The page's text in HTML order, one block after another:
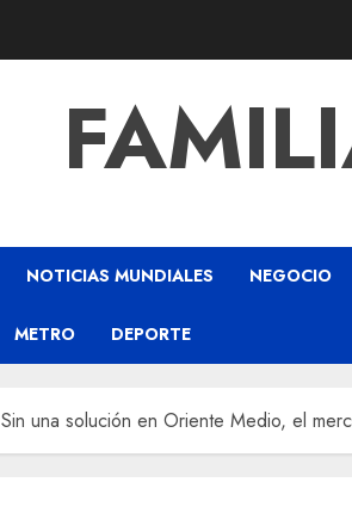
NOTICIAS MUNDIALES NEGOCIO
METRO DEPORTE
Sin una solución en Oriente Medio, el